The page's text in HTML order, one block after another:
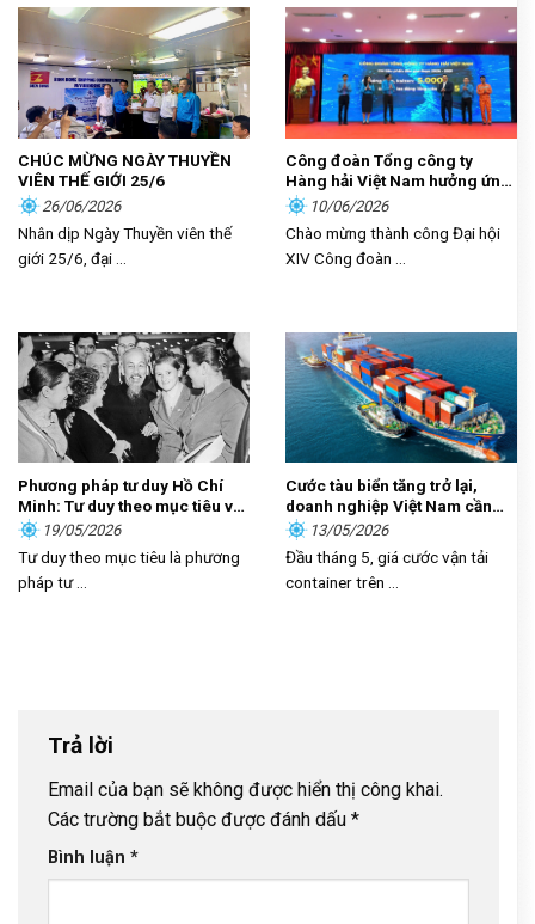
CHÚC MỪNG NGÀY THUYỀN
VIÊN THẾ GIỚI 25/6
26/06/2026
Nhân dịp Ngày Thuyền viên thế
giới 25/6, đại ...
Công đoàn Tổng công ty
Hàng hải Việt Nam hưởng ứng
phong trào thi đua “Lao động
giỏi, năng suất cao, thu nhập
tốt”
10/06/2026
Chào mừng thành công Đại hội
XIV Công đoàn ...
Phương pháp tư duy Hồ Chí
Minh: Tư duy theo mục tiêu và
sự vận dụng trong kỷ nguyên
mới
19/05/2026
Tư duy theo mục tiêu là phương
pháp tư ...
Cước tàu biển tăng trở lại,
doanh nghiệp Việt Nam cần
làm gì?13/05/2026
Đầu tháng 5, giá cước vận tải
container trên ...
Trả lời
Email của bạn sẽ không được hiển thị công khai.
Các trường bắt buộc được đánh dấu *
Bình luận *